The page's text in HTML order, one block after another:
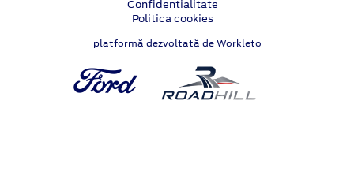
Confidentialitate
Politica cookies
platformă dezvoltată de Workleto